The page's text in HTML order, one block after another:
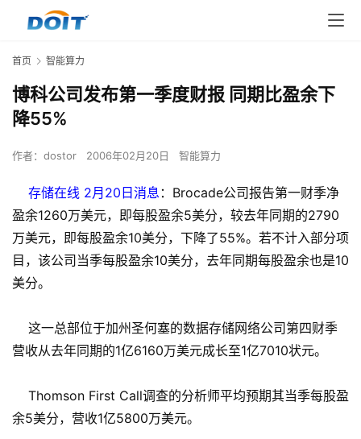
首页 智能算力
博科公司发布第一季度财报 同期比盈余下
降55%
作者： dostor 2006年02月20日 智能算力
存储在线 2月20日消息 ：Brocade公司报告第一财季净
盈余1260万美元，即每股盈余5美分，较去年同期的2790
万美元，即每股盈余10美分，下降了55%。若不计入部分项
目，该公司当季每股盈余10美分，去年同期每股盈余也是10
美分。
这一总部位于加州圣何塞的数据存储网络公司第四财季
营收从去年同期的1亿6160万美元成长至1亿7010状元。
Thomson First Call调查的分析师平均预期其当季每股盈
余5美分，营收1亿5800万美元。